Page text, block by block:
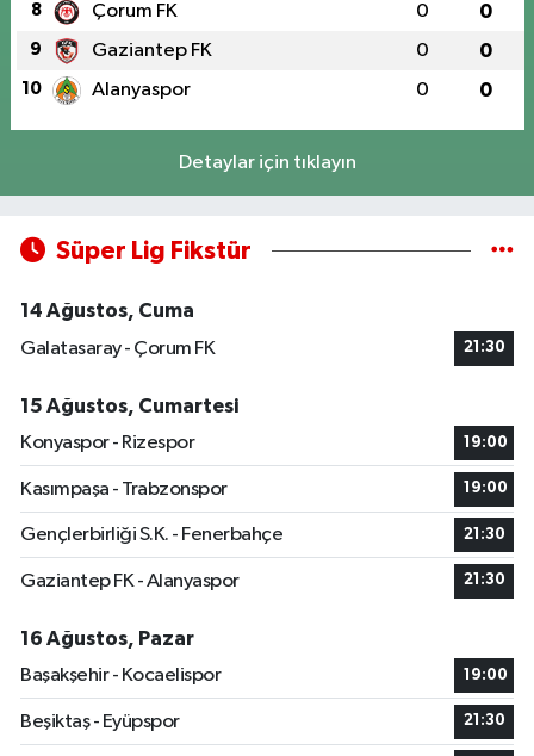
8 Çorum FK 0 0
9 Gaziantep FK 0 0
10 Alanyaspor 0 0
Detaylar için tıklayın
Süper Lig Fikstür
14 Ağustos, Cuma
Galatasaray - Çorum FK
21:30
15 Ağustos, Cumartesi
Konyaspor - Rizespor
19:00
Kasımpaşa - Trabzonspor 19:00
Gençlerbirliği S.K. - Fenerbahçe 21:30
Gaziantep FK - Alanyaspor 21:30
16 Ağustos, Pazar
Başakşehir - Kocaelispor
19:00
Beşiktaş - Eyüpspor 21:30